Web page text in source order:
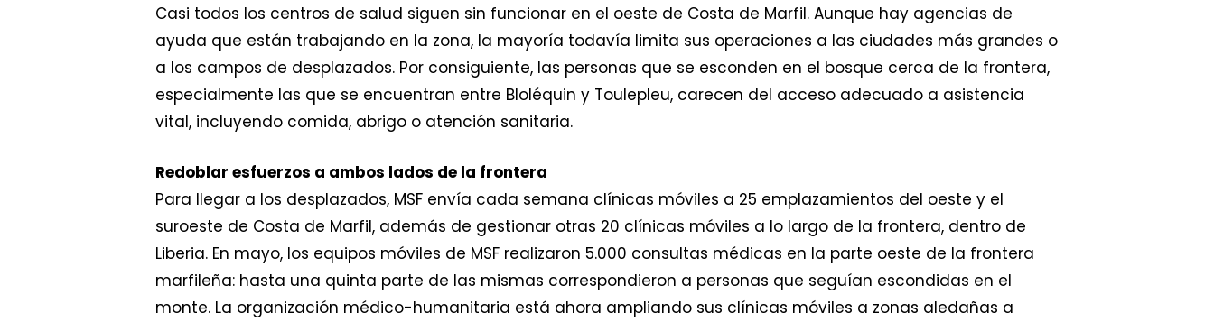
Casi todos los centros de salud siguen sin funcionar en el oeste de Costa de Marfil. Aunque hay agencias de
ayuda que están trabajando en la zona, la mayoría todavía limita sus operaciones a las ciudades más grandes o
a los campos de desplazados. Por consiguiente, las personas que se esconden en el bosque cerca de la frontera,
especialmente las que se encuentran entre Bloléquin y Toulepleu, carecen del acceso adecuado a asistencia
vital, incluyendo comida, abrigo o atención sanitaria.
Redoblar esfuerzos a ambos lados de la frontera
Para llegar a los desplazados, MSF envía cada semana clínicas móviles a 25 emplazamientos del oeste y el
suroeste de Costa de Marfil, además de gestionar otras 20 clínicas móviles a lo largo de la frontera, dentro de
Liberia. En mayo, los equipos móviles de MSF realizaron 5.000 consultas médicas en la parte oeste de la frontera
marfileña: hasta una quinta parte de las mismas correspondieron a personas que seguían escondidas en el
monte. La organización médico-humanitaria está ahora ampliando sus clínicas móviles a zonas aledañas a